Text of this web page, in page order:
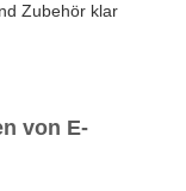
Zubehör klar
von E-